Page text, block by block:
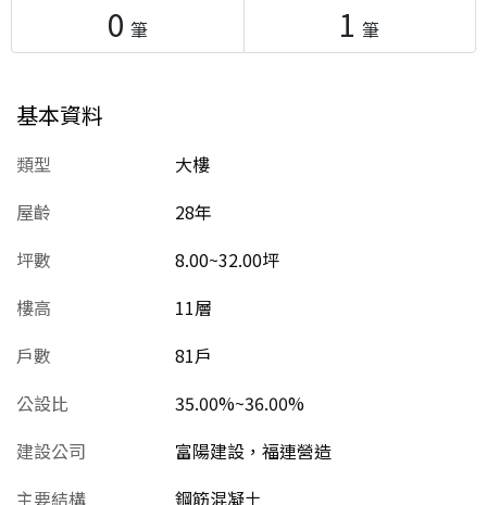
0 筆 1 筆
基本資料
類型
大樓
屋齡
28年
坪數
8.00~32.00坪
樓高
11層
戶數
81戶
公設比
35.00%~36.00%
建設公司
富陽建設，福連營造
主要結構
鋼筋混凝土